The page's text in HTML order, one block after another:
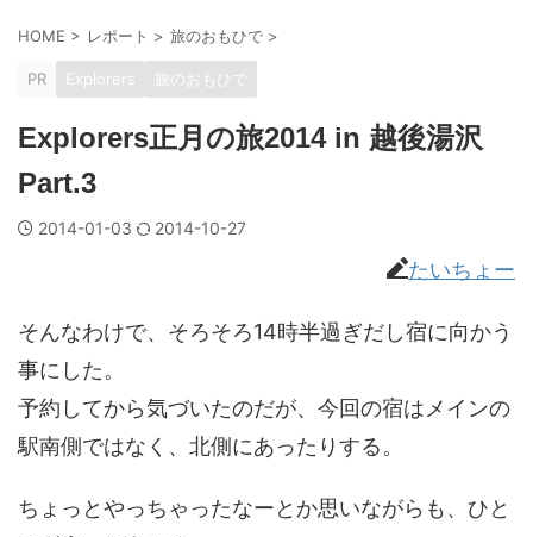
HOME > レポート > 旅のおもひで >
PR Explorers 旅のおもひで
Explorers正月の旅2014 in 越後湯沢
Part.3
2014-01-03 2014-10-27
たいちょー
そんなわけで、そろそろ14時半過ぎだし宿に向かう
事にした。
予約してから気づいたのだが、今回の宿はメインの
駅南側ではなく、北側にあったりする。
ちょっとやっちゃったなーとか思いながらも、ひと